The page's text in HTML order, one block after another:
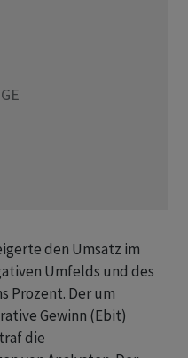
den Umsatz im
Umfelds und des
Prozent. Der um
Gewinn (Ebit)
die